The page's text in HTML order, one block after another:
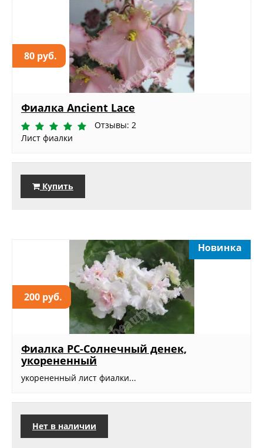
80 руб.
Фиалка Ancient Lace
Отзывы: 2
Лист фиалки
Купить
200 руб.
Новинка
Фиалка РС-Солнечный денек,
укорененный
укорененный лист фиалки...
Нет в наличии